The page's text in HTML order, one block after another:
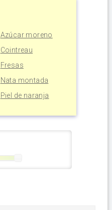
Azúcar moreno
Cointreau
Fresas
Nata montada
Piel de naranja